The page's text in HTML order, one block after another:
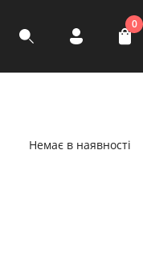
0
Немає в наявності